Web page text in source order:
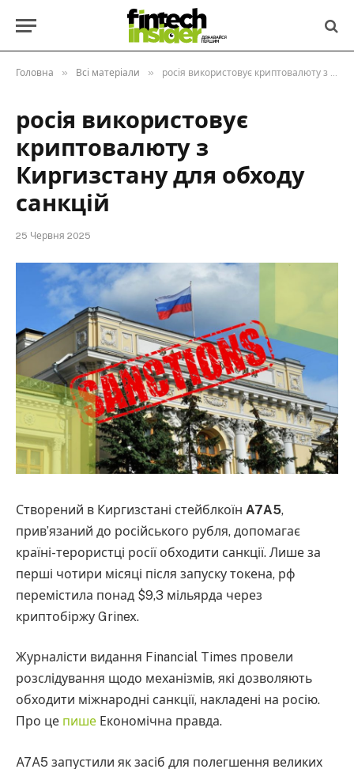
Головна » Всі матеріали » росія використовує криптовалюту з Киргизстану для обходу санкцій
росія використовує
криптовалюту з
Киргизстану для обходу
санкцій
25 Червня 2025
Створений в Киргизстані стейблкоїн A7A5,
прив’язаний до російського рубля, допомагає
країні-терористці росії обходити санкції. Лише за
перші чотири місяці після запуску токена, рф
перемістила понад $9,3 мільярда через
криптобіржу Grinex.
Журналісти видання Financial Times провели
розслідування щодо механізмів, які дозволяють
обходити міжнародні санкції, накладені на росію.
Про це пише Економічна правда.
A7A5 запустили як засіб для полегшення великих